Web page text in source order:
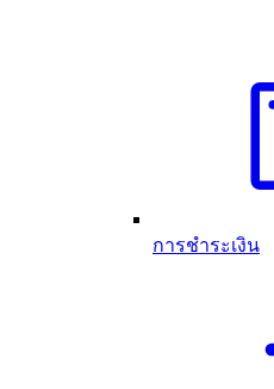
การชำระเงิน